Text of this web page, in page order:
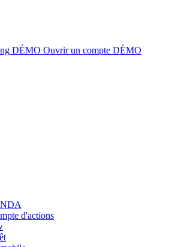
DÉMO Ouvrir un compte DÉMO
d'actions